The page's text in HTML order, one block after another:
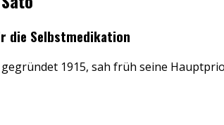
die Selbstmedikation
1915, sah früh seine